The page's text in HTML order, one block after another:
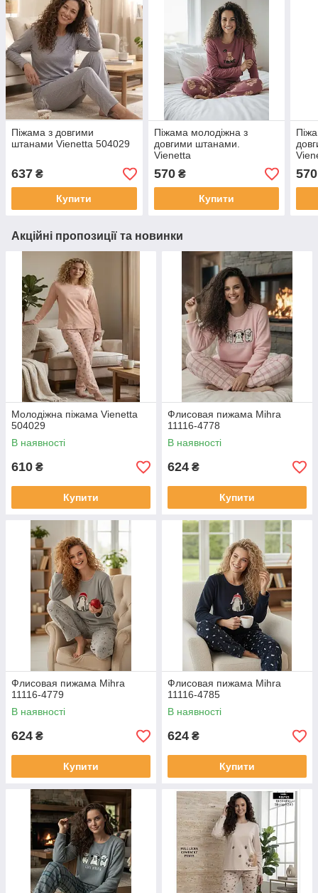
Піжама з довгими
штанами Vienetta 504029
637 ₴
Купити
Піжама молодіжна з
довгими штанами.
Vienetta
570₴
Купити
570
Акційні пропозиції та новинки
Молодіжна піжама Vienetta
504029
В наявності
610 ₴
Купити
Флисовая пижама Mihra
11116-4778
В наявності
624 ₴
Купити
Флисовая пижама Mihra
11116-4779
В наявності
624 ₴
Купити
Флисовая пижама Mihra
11116-4785
В наявності
624 ₴
Купити